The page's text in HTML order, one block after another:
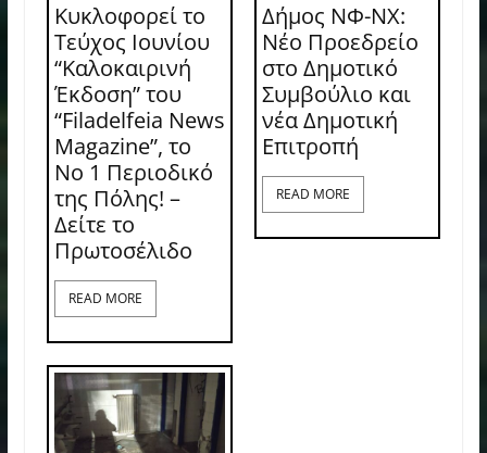
Κυκλοφορεί το
Τεύχος Ιουνίου
“Καλοκαιρινή
Έκδοση” του
“Filadelfeia News
Magazine”, το
Νο 1 Περιοδικό
της Πόλης! –
Δείτε το
Πρωτοσέλιδο
READ MORE
Δήμος ΝΦ-ΝΧ:
Νέο Προεδρείο
στο Δημοτικό
Συμβούλιο και
νέα Δημοτική
Επιτροπή
READ MORE